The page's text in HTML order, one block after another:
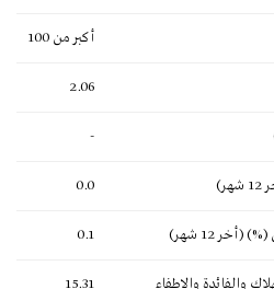
أكبر من 100
2.06
-
0.0
12 شهر) 0.1
والفائدة والإطفاء 15.31